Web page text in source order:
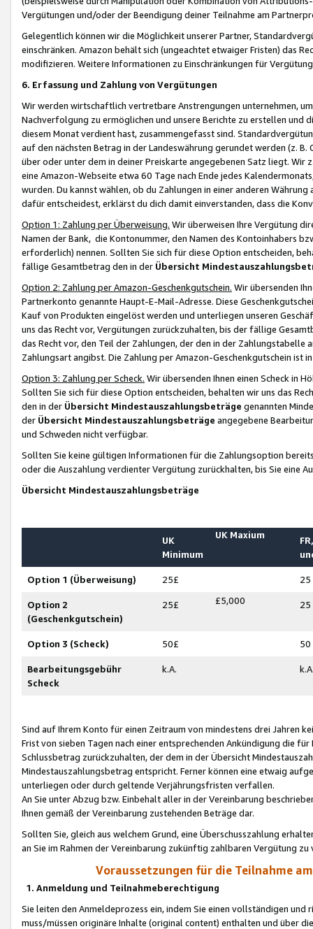
Vergütungen und/oder der Beendigung deiner Teilnahme am
Gelegentlich können wir die Möglichkeit unserer Partner,
einschränken. Amazon behält sich (ungeachtet etwaiger Fristen) das
modifizieren. Weitere Informationen zu Einschränkungen für
6. Erfassung und Zahlung von Vergütungen
Wir werden wirtschaftlich vertretbare Anstrengungen unternehmen,
Nachverfolgung zu ermöglichen und unsere Berichte zu erstellen und
diesem Monat verdient hast, zusammengefasst sind.
auf den nächsten Betrag in der Landeswährung gerundet werden (z.
über oder unter dem in deiner Preiskarte angegebenen Satz liegt.
eine Amazon-Webseite etwa 60 Tage nach Ende jedes
wurden. Du kannst wählen, ob du Zahlungen in einer anderen
dafür entscheidest, erklärst du dich damit einverstanden, dass die
Option 1: Zahlung per Überweisung. Wir überweisen Ihre Vergütung
Namen der Bank, die Kontonummer, den Namen des Kontoinhabers
erforderlich) nennen. Sollten Sie sich für diese Option entscheiden,
fällige Gesamtbetrag den in der Übersicht
Option 2: Zahlung per Amazon-Geschenkgutschein. Wir übersenden
Partnerkonto genannte Haupt-E-Mail-Adresse. Diese
Kauf von Produkten eingelöst werden und unterliegen unseren
uns das Recht vor, Vergütungen zurückzuhalten, bis der fällige
das Recht vor, den Teil der Zahlungen, der den in der
Zahlungsart angibst. Die Zahlung per Amazon-Geschenkgutschein ist
Option 3: Zahlung per Scheck. Wir übersenden Ihnen einen Scheck in
Sollten Sie sich für diese Option entscheiden, behalten wir uns das
den in der Übersicht Mindestauszahlungsbeträge genannten
der Übersicht Mindestauszahlungsbeträge angegebene
und Schweden nicht verfügbar.
Sollten Sie keine gültigen Informationen für die Zahlungsoption
oder die Auszahlung verdienter Vergütung zurückhalten, bis Sie
Übersicht Mindestauszahlungsbeträge
UK
Minimum
UK Maxium
Option 1 (Überweisung) 25£ 25
Option 2
(Geschenkgutschein)
25£ £5,000 25
Option 3 (Scheck) 50£ 50
Bearbeitungsgebühr
Scheck
k.A.
Sind auf Ihrem Konto für einen Zeitraum von mindestens drei Jahren
Frist von sieben Tagen nach einer entsprechenden Ankündigung die
Schlussbetrag zurückzuhalten, der dem in der Übersicht
Mindestauszahlungsbetrag entspricht. Ferner können eine etwaig
unterliegen oder durch geltende Verjährungsfristen verfallen.
An Sie unter Abzug bzw. Einbehalt aller in der Vereinbarung
Ihnen gemäß der Vereinbarung zustehenden Beträge dar.
Sollten Sie, gleich aus welchem Grund, eine Überschusszahlung
an Sie im Rahmen der Vereinbarung zukünftig zahlbaren Vergütung zu
Voraussetzungen für die Teilnahme
1. Anmeldung und Teilnahmeberechtigung
Sie leiten den Anmeldeprozess ein, indem Sie einen vollständigen
muss/müssen originäre Inhalte (original content) enthalten und über